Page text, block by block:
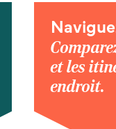
et les
endroit.